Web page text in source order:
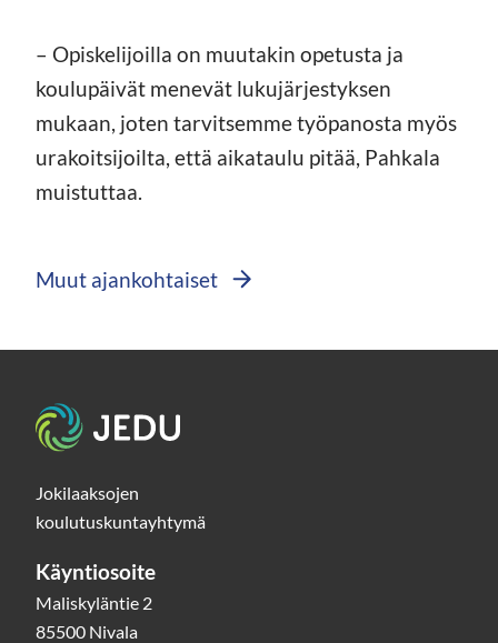
– Opiskelijoilla on muutakin opetusta ja
koulupäivät menevät lukujärjestyksen
mukaan, joten tarvitsemme työpanosta myös
urakoitsijoilta, että aikataulu pitää, Pahkala
muistuttaa.
Muut ajankohtaiset
Etusivu
Jokilaaksojen
koulutuskuntayhtymä
Käyntiosoite
Maliskyläntie 2
85500 Nivala